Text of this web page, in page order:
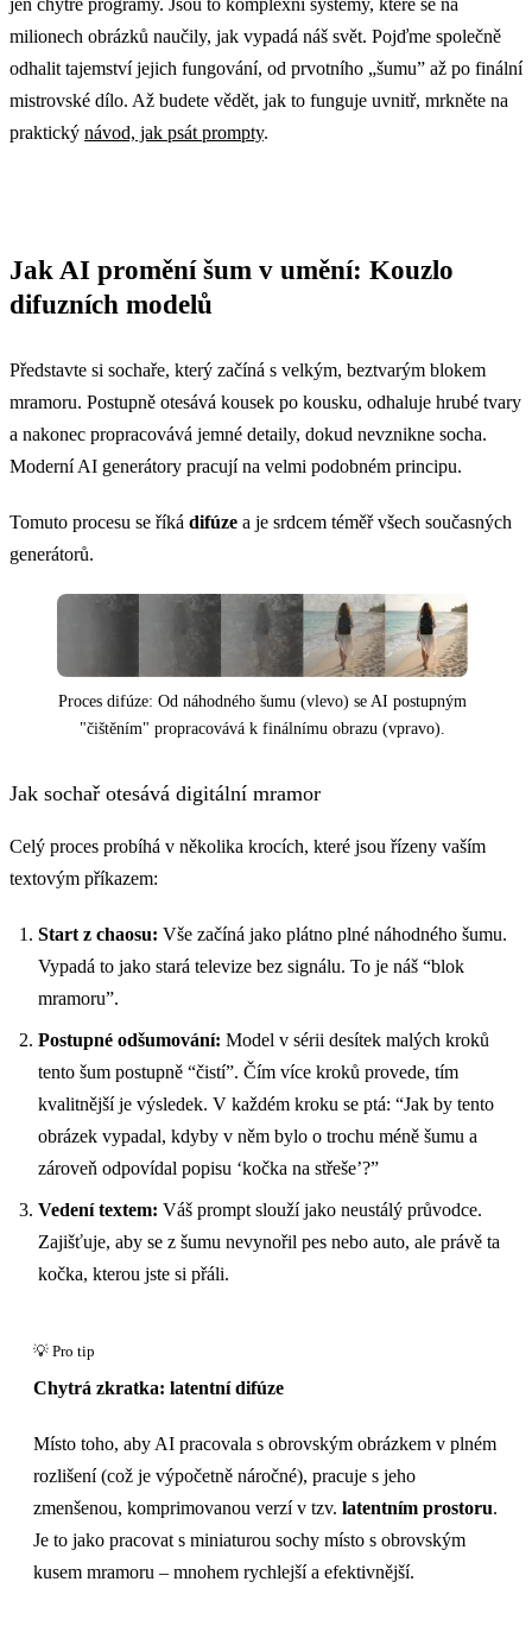
jen chytré programy. Jsou to komplexní systémy, které se na
milionech obrázků naučily, jak vypadá náš svět. Pojďme společně
odhalit tajemství jejich fungování, od prvotního „šumu” až po finální
mistrovské dílo. Až budete vědět, jak to funguje uvnitř, mrkněte na
praktický návod, jak psát prompty.
Jak AI promění šum v umění: Kouzlo
difuzních modelů
Představte si sochaře, který začíná s velkým, beztvarým blokem
mramoru. Postupně otesává kousek po kousku, odhaluje hrubé tvary
a nakonec propracovává jemné detaily, dokud nevznikne socha.
Moderní AI generátory pracují na velmi podobném principu.
Tomuto procesu se říká difúze a je srdcem téměř všech současných
generátorů.
Proces difúze: Od náhodného šumu (vlevo) se AI postupným
"čištěním" propracovává k finálnímu obrazu (vpravo).
Jak sochař otesává digitální mramor
Celý proces probíhá v několika krocích, které jsou řízeny vaším
textovým příkazem:
Start z chaosu: Vše začíná jako plátno plné náhodného šumu.
Vypadá to jako stará televize bez signálu. To je náš “blok
mramoru”.
Postupné odšumování: Model v sérii desítek malých kroků
tento šum postupně “čistí”. Čím více kroků provede, tím
kvalitnější je výsledek. V každém kroku se ptá: “Jak by tento
obrázek vypadal, kdyby v něm bylo o trochu méně šumu a
zároveň odpovídal popisu ‘kočka na střeše’?”
Vedení textem: Váš prompt slouží jako neustálý průvodce.
Zajišťuje, aby se z šumu nevynořil pes nebo auto, ale právě ta
kočka, kterou jste si přáli.
Chytrá zkratka: latentní difúze
Místo toho, aby AI pracovala s obrovským obrázkem v plném
rozlišení (což je výpočetně náročné), pracuje s jeho
zmenšenou, komprimovanou verzí v tzv. latentním prostoru.
Je to jako pracovat s miniaturou sochy místo s obrovským
kusem mramoru – mnohem rychlejší a efektivnější.